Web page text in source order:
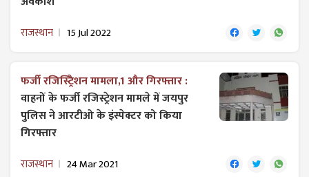
राजस्थान 15 Jul 2022
फर्जी रजिस्ट्रिेशन मामला,1 और गिरफ्तार :
वाहनों के फर्जी ​रजि​स्ट्रेशन मामले में जयपुर
पुलिस ने आरटीओ के इंस्पेक्टर को किया
गिरफ्तार
राजस्थान 24 Mar 2021